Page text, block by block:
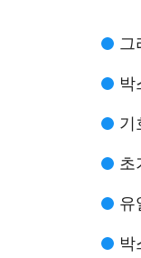
그
박
기
초
유
박